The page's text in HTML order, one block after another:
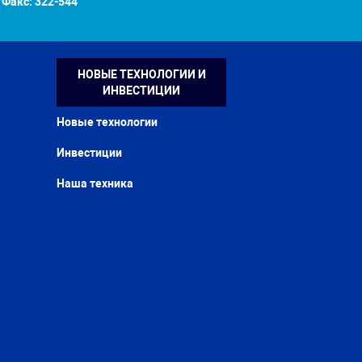
НОВЫЕ ТЕХНОЛОГИИ И
ИНВЕСТИЦИИ
Новые технологии
Инвестиции
Наша техника